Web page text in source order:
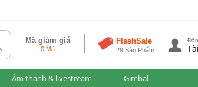
Mã giảm giá
0 Mã
FlashSale
29 Sản Phẩm
Âm thanh & livestream Gimbal